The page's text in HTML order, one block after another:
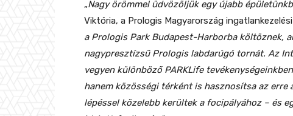
„Nagy örömmel üdvözöljük egy újabb
Viktória, a Prologis Magyarország
a Prologis Park Budapest-Harborba költöznek,
nagypresztízsű Prologis labdarúgó tornát. Az
vegyen különböző PARKLife
hanem közösségi térként is hasznosítsa az
lépéssel közelebb kerültek a focipályához – és